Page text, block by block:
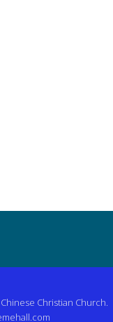
Christian Church.